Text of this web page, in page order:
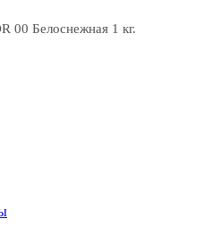
00 Белоснежная 1 кг.